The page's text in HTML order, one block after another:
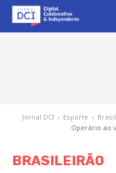
Jornal DCI › Esporte ›
Operário ao
BRASILEIRÃO